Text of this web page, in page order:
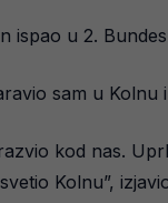
ispao u 2.
sam u Kolnu
kod nas.
Kolnu”,